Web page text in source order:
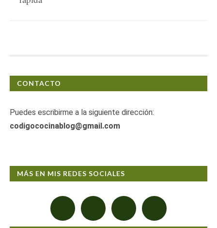
CONTACTO
Puedes escribirme a la siguiente dirección:
codigococinablog@gmail.com
MÁS EN MIS REDES SOCIALES